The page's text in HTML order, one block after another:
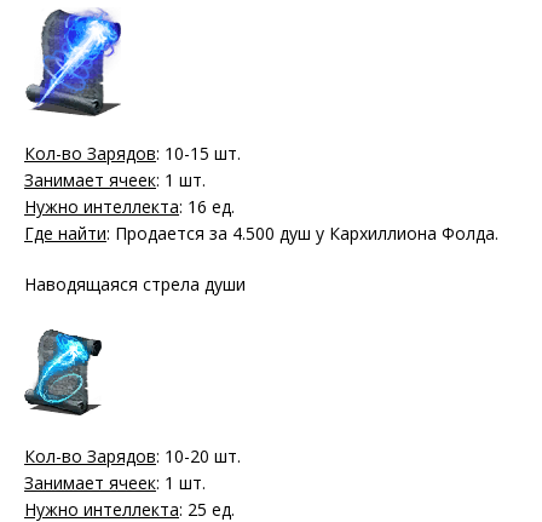
Кол-во Зарядов: 10-15 шт.
Занимает ячеек: 1 шт.
Нужно интеллекта: 16 ед.
Где найти: Продается за 4.500 душ у Кархиллиона Фолда.
Наводящаяся стрела души
Кол-во Зарядов: 10-20 шт.
Занимает ячеек: 1 шт.
Нужно интеллекта: 25 ед.